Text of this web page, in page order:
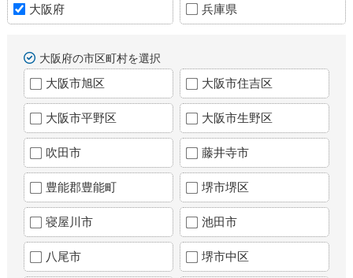
大阪府 兵庫県
大阪府の市区町村を選択
大阪市旭区 大阪市住吉区
大阪市平野区 大阪市生野区
吹田市 藤井寺市
豊能郡豊能町 堺市堺区
寝屋川市 池田市
八尾市 堺市中区